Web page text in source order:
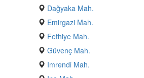
Dağyaka Mah.
Emirgazi Mah.
Fethiye Mah.
Güvenç Mah.
Imrendi Mah.